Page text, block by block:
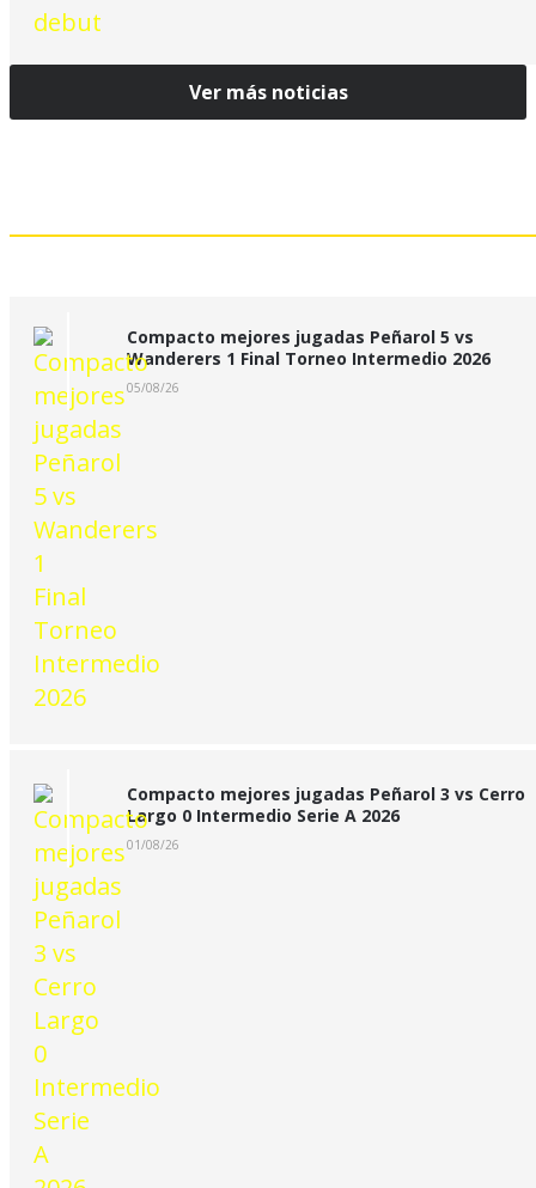
Ver más noticias
Compacto mejores jugadas Peñarol 5 vs
Wanderers 1 Final Torneo Intermedio 2026
05/08/26
Compacto mejores jugadas Peñarol 3 vs Cerro
Largo 0 Intermedio Serie A 2026
01/08/26